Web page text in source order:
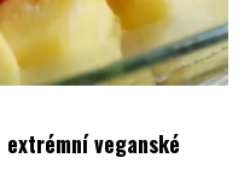
veganské